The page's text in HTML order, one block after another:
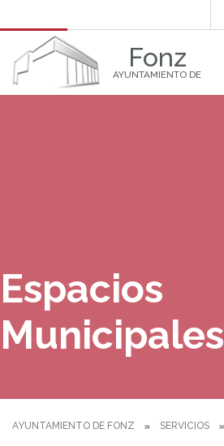
Fonz
AYUNTAMIENTO DE
Espacios
Municipales
AYUNTAMIENTO DE FONZ SERVICIOS